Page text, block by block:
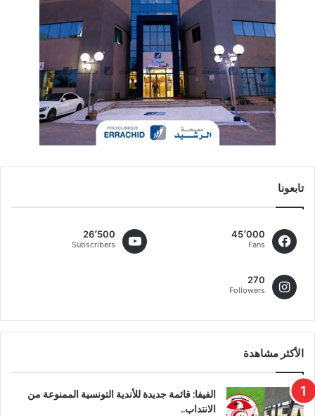
تابعونا
45٬000
Fans
26٬500
Subscribers
270
Followers
الأكثر مشاهدة
الفيفا: قائمة جديدة للأندية التونسية الممنوعة من
الانتداب..